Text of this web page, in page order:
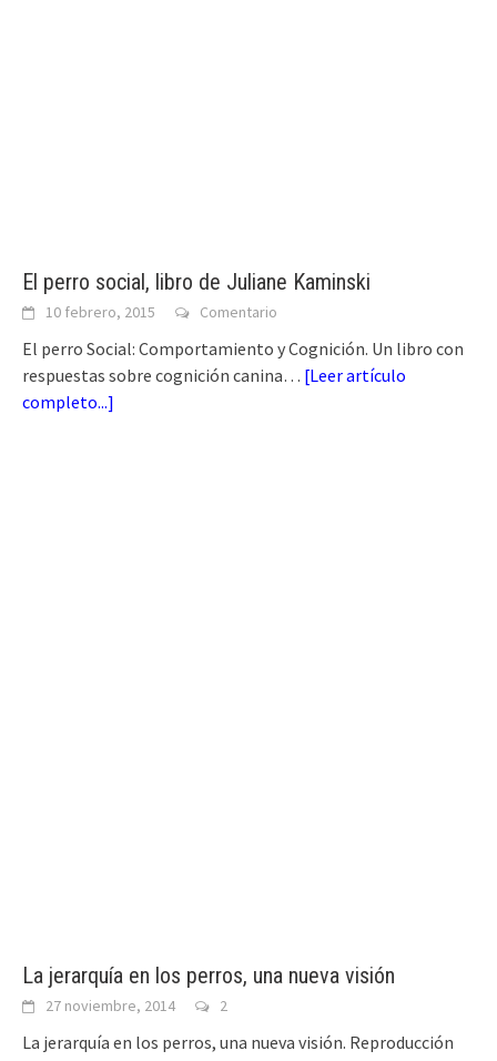
El perro social, libro de Juliane Kaminski
10 febrero, 2015 Comentario
El perro Social: Comportamiento y Cognición. Un libro con
respuestas sobre cognición canina… [Leer artículo
completo...]
La jerarquía en los perros, una nueva visión
27 noviembre, 2014 2
La jerarquía en los perros, una nueva visión. Reproducción